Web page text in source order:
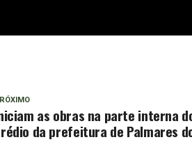
as obras na parte interna
da prefeitura de Palmares